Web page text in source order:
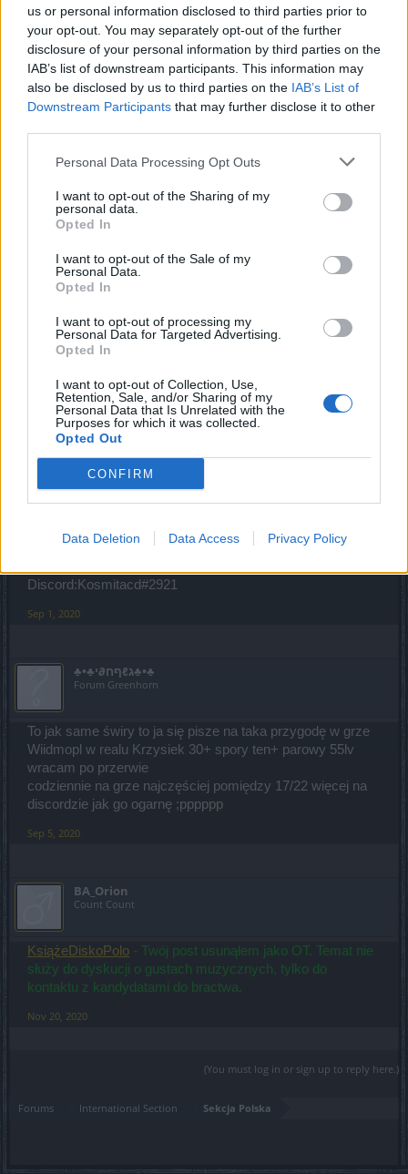
us or personal information disclosed to third parties prior to
your opt-out. You may separately opt-out of the further
disclosure of your personal information by third parties on the
IAB’s list of downstream participants. This information may
also be disclosed by us to third parties on the IAB’s List of
Downstream Participants that may further disclose it to other
Personal Data Processing Opt Outs
I want to opt-out of the Sharing of my
personal data.
Opted In
I want to opt-out of the Sale of my
Personal Data.
Opted In
I want to opt-out of processing my
Personal Data for Targeted Advertising.
Opted In
I want to opt-out of Collection, Use,
Retention, Sale, and/or Sharing of my
Personal Data that Is Unrelated with the
Purposes for which it was collected.
Opted Out
CONFIRM
Data Deletion Data Access Privacy Policy
TL_Tyche
Team Leader
Team Drakensang Online
starywazon - Twój post usuwam jako OT. Jest to wątek
służący do kontaktu kandydatów z prezentowanym
bractwem.
Mar 4, 2020
wolff4321
Forum Greenhorn
Rekrutacja otwarta !!!
Witam
mamy kilka wolnych miejsc do zapełnienia wiec
zapraszam wszystkich chętnych graczy tak nowych
atmosferę wszelaką pomoc w miarę możliwości i przede
wszystkim świetna zabawę grajac w Drakensang
Nighthold
Forum Greenhorn
Witam szukam obecnie bractwa do wspólnej gry,
w tej grze. Mam 20 lat posiadam lvl 55 czarodzieja kręgu
nad którym muszę jeszcze sporo popracować
Discord:Kosmitacd#2921
Sep 1, 2020
♣•♣גℓףח∂י♣•♣
Forum Greenhorn
To jak same świry to ja się pisze na taka przygodę w grze
Wiidmopl w realu Krzysiek 30+ spory ten+ parowy 55lv
wracam po przerwie
codziennie na grze najczęściej pomiędzy 17/22 więcej na
discordzie jak go ogarnę ;pppppp
Sep 5, 2020
BA_Orion
Count Count
KsiążeDiskoPolo - Twój post usunąłem jako OT. Temat nie
służy do dyskucji o gustach muzycznych, tylko do
kontaktu z kandydatami do bractwa.
Nov 20, 2020
(You must log in or sign up to reply here.)
Forums International Section Sekcja Polska